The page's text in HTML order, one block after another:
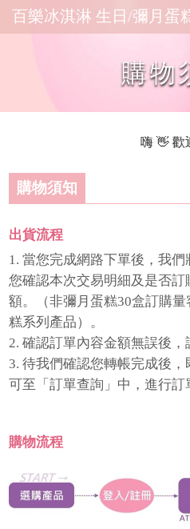
百樂冰淇淋 生日/彌月蛋
購物
嗨 👋 歡
購物須知
出貨流程
1. 當您完成網路下單後，我
您確認本次交易明細及是否
額。（非彌月蛋糕30盒訂購
糕系列產品）。
2. 確認訂單內容金額無誤後，
3. 待我們確認您轉帳完成後
可至「訂單查詢」中，進行訂
購物流程